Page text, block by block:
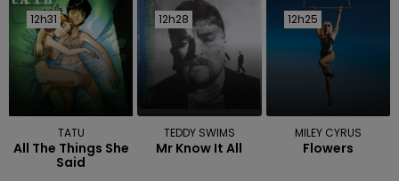
12h31
12h31
TATU
All The Things She
Said
12h28
12h28
TEDDY SWIMS
Mr Know It All
12h25
12h25
MILEY CYRUS
Flowers